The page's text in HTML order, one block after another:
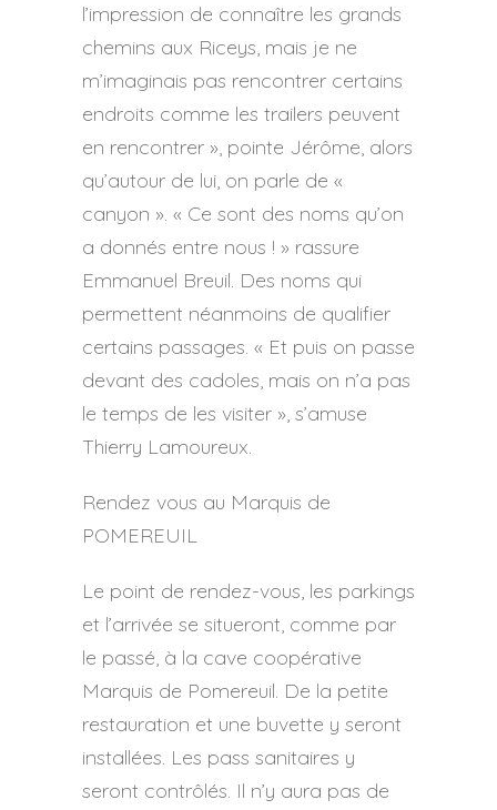
l’impression de connaître les grands
chemins aux Riceys, mais je ne
m’imaginais pas rencontrer certains
endroits comme les trailers peuvent
en rencontrer », pointe Jérôme, alors
qu’autour de lui, on parle de «
canyon ». « Ce sont des noms qu’on
a donnés entre nous ! » rassure
Emmanuel Breuil. Des noms qui
permettent néanmoins de qualifier
certains passages. « Et puis on passe
devant des cadoles, mais on n’a pas
le temps de les visiter », s’amuse
Thierry Lamoureux.
Rendez vous au Marquis de
POMEREUIL
Le point de rendez-vous, les parkings
et l’arrivée se situeront, comme par
le passé, à la cave coopérative
Marquis de Pomereuil. De la petite
restauration et une buvette y seront
installées. Les pass sanitaires y
seront contrôlés. Il n’y aura pas de